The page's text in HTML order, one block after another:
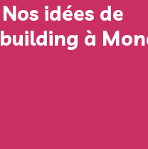
Nos idées de
à